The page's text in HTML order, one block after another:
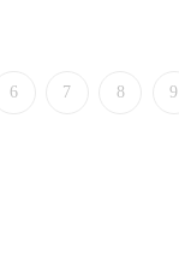
6 7 8 9